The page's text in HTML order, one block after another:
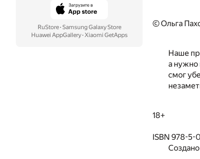
RuStore· Samsung Galaxy Store
Huawei AppGallery· Xiaomi GetApps
© Ольга
Наше
а нужно
смог
18+
ISBN 978-5-